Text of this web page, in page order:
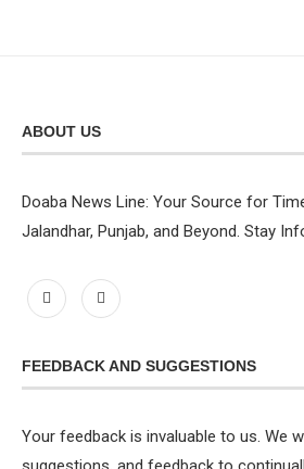
ABOUT US
Doaba News Line: Your Source for
Jalandhar, Punjab, and Beyond. Stay
FEEDBACK AND SUGGESTIONS
Your feedback is invaluable to us. We